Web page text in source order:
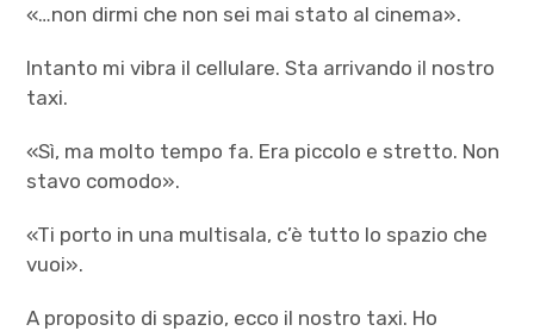
«…non dirmi che non sei mai stato al cinema».
Intanto mi vibra il cellulare. Sta arrivando il nostro
taxi.
«Sì, ma molto tempo fa. Era piccolo e stretto. Non
stavo comodo».
«Ti porto in una multisala, c’è tutto lo spazio che
vuoi».
A proposito di spazio, ecco il nostro taxi. Ho